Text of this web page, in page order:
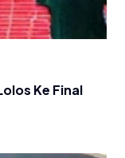
Ke Final